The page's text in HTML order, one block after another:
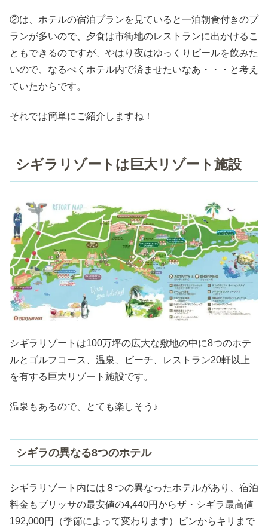
②は、ホテルの宿泊プランを見ていると一泊朝食付きのプ
ランが多いので、夕食は市街地のレストランに出かけるこ
ともできるのですが、やはり夜はゆっくりビールを飲みた
いので、なるべくホテル内で済ませたいなあ・・・と考え
ていたからです。
それでは簡単にご紹介しますね！
シギラリゾートは巨大リゾート施設
シギラリゾートは100万坪の広大な敷地の中に8つのホテ
ルとゴルフコース、温泉、ビーチ、レストラン20軒以上
を有する巨大リゾート施設です。
温泉もあるので、とても楽しそう♪
シギラの異なる8つのホテル
シギラリゾート内には８つの異なったホテルがあり、宿泊
料金もブリッサの最安値の4,440円からザ・シギラ最高値
192,000円（季節によって変わります）ピンからキリまで